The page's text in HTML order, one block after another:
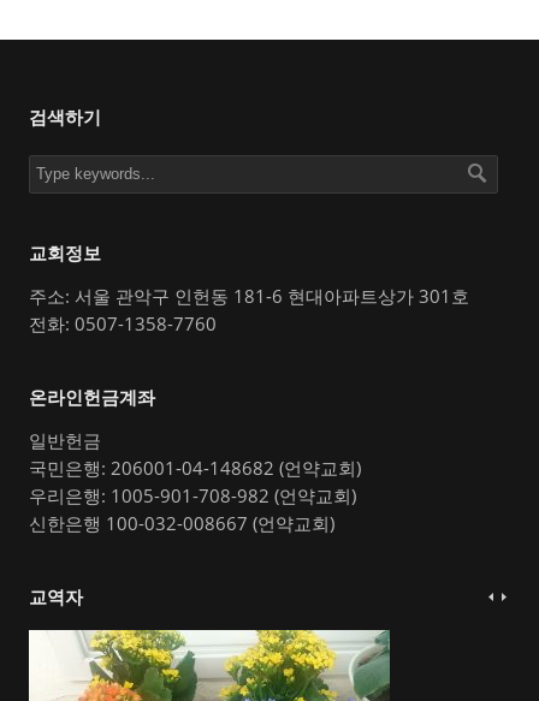
검색하기
교회정보
주소: 서울 관악구 인헌동 181-6 현대아파트상가 301호
전화: 0507-1358-7760
온라인헌금계좌
일반헌금
국민은행: 206001-04-148682 (언약교회)
우리은행: 1005-901-708-982 (언약교회)
신한은행 100-032-008667 (언약교회)
교역자